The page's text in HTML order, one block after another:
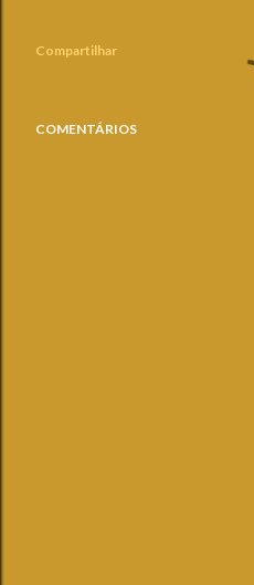
Compartilhar
COMENTÁRIOS